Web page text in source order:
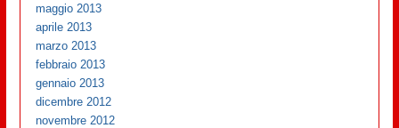
maggio 2013
aprile 2013
marzo 2013
febbraio 2013
gennaio 2013
dicembre 2012
novembre 2012